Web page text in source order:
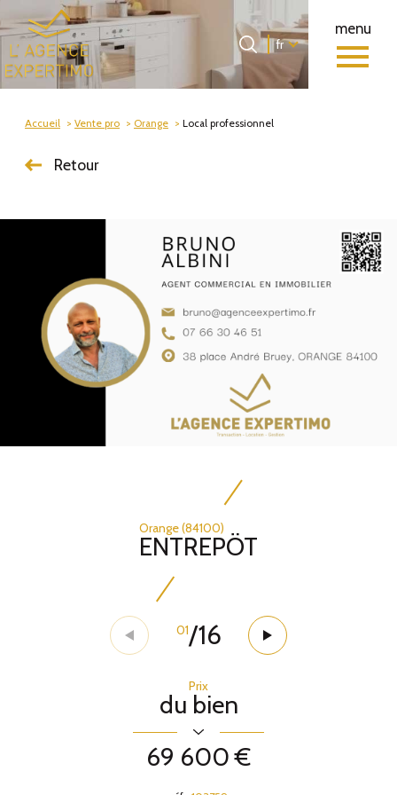
menu
Langue
fr
Accueil
Accueil Vente pro Orange Local professionnel
Retour
Orange (84100)
ENTREPÖT
01/16
Prix
du bien
69 600 €